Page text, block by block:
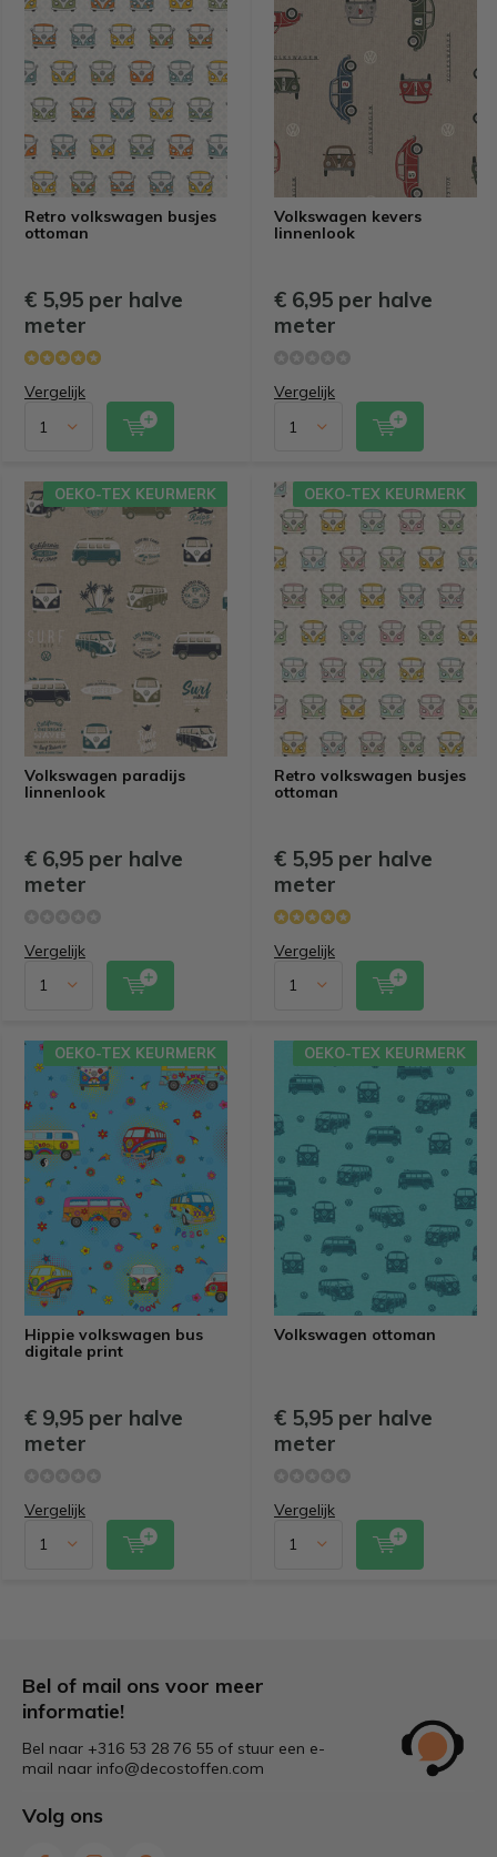
Retro volkswagen busjes
ottoman
€ 5,95 per halve
meter
Vergelijk
Volkswagen kevers
linnenlook
€ 6,95 per halve
meter
Vergelijk
Volkswagen paradijs
linnenlook
OEKO-TEX KEURMERK
€ 6,95 per halve
meter
Vergelijk
Retro volkswagen busjes
ottoman
OEKO-TEX KEURMERK
€ 5,95 per halve
meter
Vergelijk
Hippie volkswagen bus
digitale print
OEKO-TEX KEURMERK
€ 9,95 per halve
meter
Vergelijk
Volkswagen ottoman
OEKO-TEX KEURMERK
€ 5,95 per halve
meter
Vergelijk
Bel of mail ons voor meer
informatie!
Bel naar +316 53 28 76 55 of stuur een e-
mail naar info@decostoffen.com
Volg ons